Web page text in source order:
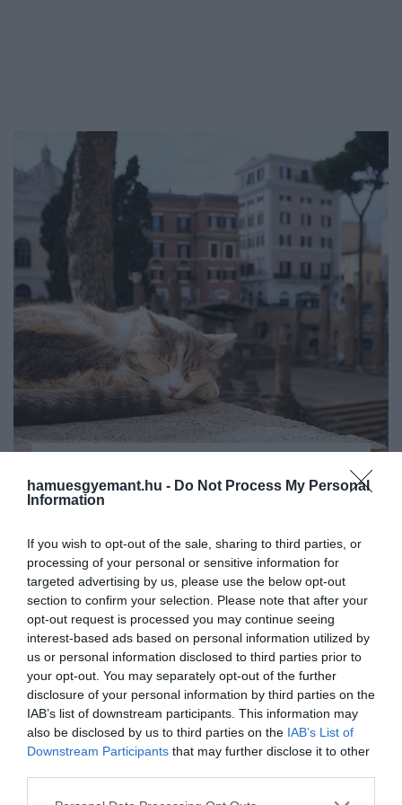
hamuesgyemant.hu - Do Not Process My Personal
Information
If you wish to opt-out of the sale, sharing to third parties, or
processing of your personal or sensitive information for
targeted advertising by us, please use the below opt-out
section to confirm your selection. Please note that after your
opt-out request is processed you may continue seeing
interest-based ads based on personal information utilized by
us or personal information disclosed to third parties prior to
your opt-out. You may separately opt-out of the further
disclosure of your personal information by third parties on the
IAB’s list of downstream participants. This information may
also be disclosed by us to third parties on the IAB’s List of
Downstream Participants that may further disclose it to other
Please note that this website/app uses one or more Google
Számos különleges hely létezik, ahol a
területét, és igazi uralkodóivá váltak a
térségnek. Európában közel 130 millió
macskaféle él, és egy új tanulmány most
rangsorolta azokat a helyeket, ahol a
legnagyobb a macskák népsűrűsége.
Hivatalos: ez az európai ország
HAMU ÉS GYÉMÁNT